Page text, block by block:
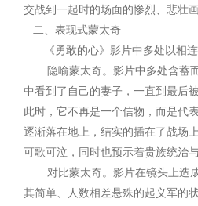
交战到一起时的场面的惨烈、悲壮画
二、表现式蒙太奇
《勇敢的心》影片中多处以相连
隐喻蒙太奇。影片中多处含蓄
中看到了自己的妻子，一直到最后
此时，它不再是一个信物，而是代
逐渐落在地上，结实的插在了战场
可歌可泣，同时也预示着贵族统治
对比蒙太奇。影片在镜头上造
其简单、人数相差悬殊的起义军的